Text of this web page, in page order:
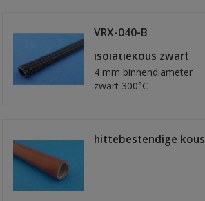
VRX-040-B
isolatiekous zwart
4 mm binnendiameter
zwart 300°C
hittebestendige kous